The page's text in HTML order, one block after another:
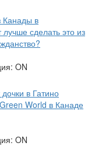
Канады в
сделать это из
ON
в Гатино
World в Канаде
ON